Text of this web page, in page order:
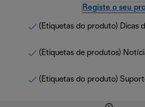
Registe o seu
(Etiquetas do produto) Dicas
(Etiquetas de produtos)
(Etiquetas do produto)